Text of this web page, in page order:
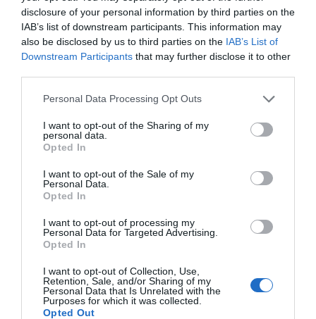
disclosure of your personal information by third parties on the
IAB’s list of downstream participants. This information may
also be disclosed by us to third parties on the IAB’s List of
Downstream Participants that may further disclose it to other
Personal Data Processing Opt Outs
I want to opt-out of the Sharing of my
personal data.
Opted In
I want to opt-out of the Sale of my
Personal Data.
Opted In
I want to opt-out of processing my
Personal Data for Targeted Advertising.
Opted In
I want to opt-out of Collection, Use,
Retention, Sale, and/or Sharing of my
Personal Data that Is Unrelated with the
Purposes for which it was collected.
Opted Out